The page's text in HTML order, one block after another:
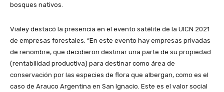
bosques nativos.
Vialey destacó la presencia en el evento satélite de la UICN 2021
de empresas forestales. “En este evento hay empresas privadas
de renombre, que decidieron destinar una parte de su propiedad
(rentabilidad productiva) para destinar como área de
conservación por las especies de flora que albergan, como es el
caso de Arauco Argentina en San Ignacio. Este es el valor social